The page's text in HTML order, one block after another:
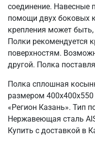
соединение. Навесные
помощи двух боковых
крепления может быть,
Полки рекомендуется
поверхностям.
другой. Полка
Полка сплошная
размером
«Регион Казань». Тип
Нержавеющая сталь
Купить с доставкой в